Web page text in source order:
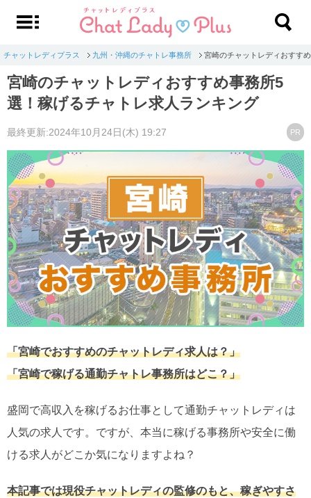
チャットレディプラス 九州・沖縄のチャトレ事務所 宮崎のチャットレディおすす
宮崎のチャットレディおすすめ事務所5
選！稼げるチャトレ求人ランキング
最終更新:2024年10月24日(木) 19:27 PR
「宮崎でおすすめのチャットレディ求人は？」
「宮崎で稼げる通勤チャトレ事務所はどこ？」
盛岡で高収入を稼げるお仕事として通勤チャットレディは
人気の求人です。ですが、本当に稼げる事務所や安全に働
ける求人がどこか気になりますよね？
本記事では現役チャットレディの監修のもと、稼ぎやすさ